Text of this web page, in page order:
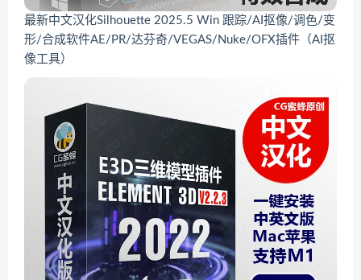
最新中文汉化Silhouette 2025.5 Win 跟踪/AI抠像/调色/变
形/合成软件AE/PR/达芬奇/VEGAS/Nuke/OFX插件（AI抠
像工具）